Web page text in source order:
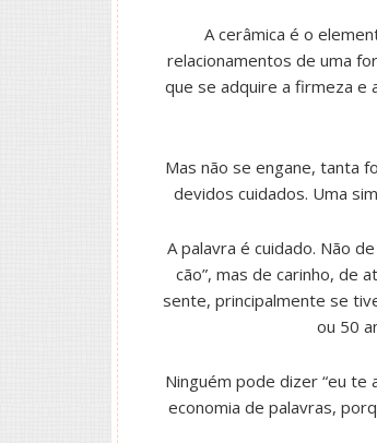
A cerâmica é o
relacionamentos de uma
que se adquire a firmeza e
Mas não se engane, tanta
devidos cuidados. Uma
A palavra é cuidado. Não
cão”, mas de carinho, de
sente, principalmente se
ou 50
Ninguém pode dizer “eu te
economia de palavras,